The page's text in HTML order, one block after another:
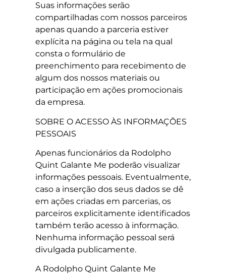
Suas informações serão
compartilhadas com nossos parceiros
apenas quando a parceria estiver
explícita na página ou tela na qual
consta o formulário de
preenchimento para recebimento de
algum dos nossos materiais ou
participação em ações promocionais
da empresa.
SOBRE O ACESSO ÀS INFORMAÇÕES
PESSOAIS
Apenas funcionários da Rodolpho
Quint Galante Me poderão visualizar
informações pessoais. Eventualmente,
caso a inserção dos seus dados se dê
em ações criadas em parcerias, os
parceiros explicitamente identificados
também terão acesso à informação.
Nenhuma informação pessoal será
divulgada publicamente.
A Rodolpho Quint Galante Me